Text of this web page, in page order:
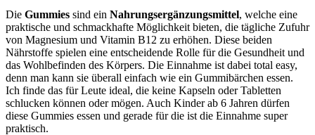
Die Gummies sind ein Nahrungsergänzungsmittel, welche eine
praktische und schmackhafte Möglichkeit bieten, die tägliche Zufuhr
von Magnesium und Vitamin B12 zu erhöhen. Diese beiden
Nährstoffe spielen eine entscheidende Rolle für die Gesundheit und
das Wohlbefinden des Körpers. Die Einnahme ist dabei total easy,
denn man kann sie überall einfach wie ein Gummibärchen essen.
Ich finde das für Leute ideal, die keine Kapseln oder Tabletten
schlucken können oder mögen. Auch Kinder ab 6 Jahren dürfen
diese Gummies essen und gerade für die ist die Einnahme super
praktisch.